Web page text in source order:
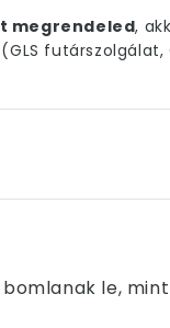
megrendeled,
futárszolgálat,
le,